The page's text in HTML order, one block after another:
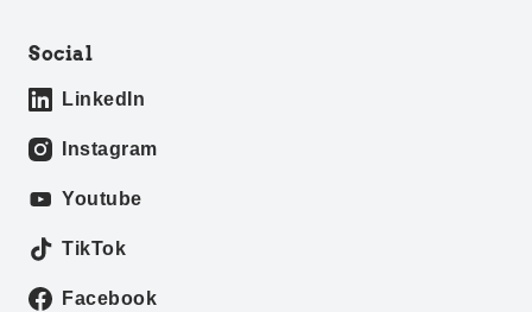
Social
LinkedIn
Instagram
Youtube
TikTok
Facebook